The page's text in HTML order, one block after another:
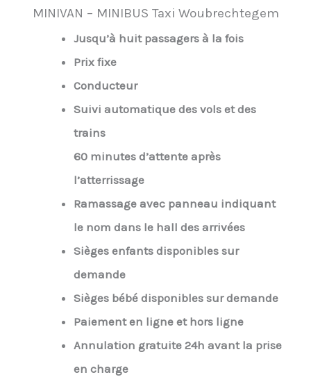
MINIVAN – MINIBUS Taxi Woubrechtegem
Jusqu’à huit passagers à la fois
Prix fixe
Conducteur
Suivi automatique des vols et des
trains
60 minutes d’attente après
l’atterrissage
Ramassage avec panneau indiquant
le nom dans le hall des arrivées
Sièges enfants disponibles sur
demande
Sièges bébé disponibles sur demande
Paiement en ligne et hors ligne
Annulation gratuite 24h avant la prise
en charge